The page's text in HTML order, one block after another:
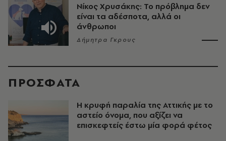
Νίκος Χρυσάκης: Το πρόβλημα δεν
είναι τα αδέσποτα, αλλά οι
άνθρωποι
Δήμητρα Γκρους
ΠΡΟΣΦΑΤΑ
Η κρυφή παραλία της Αττικής με το
αστείο όνομα, που αξίζει να
επισκεφτείς έστω μία φορά φέτος